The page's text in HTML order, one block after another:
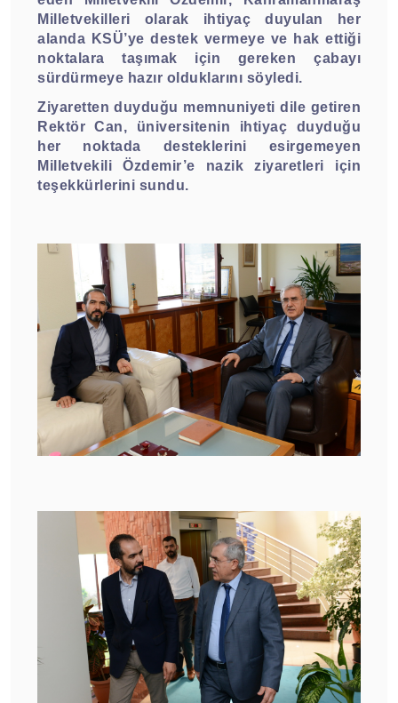
Milletvekilleri olarak ihtiyaç duyulan her
alanda KSÜ’ye destek vermeye ve hak ettiği
noktalara taşımak için gereken çabayı
sürdürmeye hazır olduklarını söyledi.
Ziyaretten duyduğu memnuniyeti dile getiren
Rektör Can, üniversitenin ihtiyaç duyduğu
her noktada desteklerini esirgemeyen
Milletvekili Özdemir’e nazik ziyaretleri için
teşekkürlerini sundu.